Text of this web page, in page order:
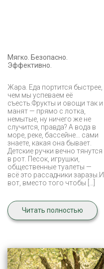
Мягко. Безопасно.
Эффективно.
Жара. Еда портится быстрее,
чем мы успеваем её
съесть.Фрукты и овощи так и
манят — прямо с лотка,
немытые, ну ничего же не
случится, правда? А вода в
море, реке, бассейне… сами
знаете, какая она бывает.
Детские ручки вечно тянутся
в рот. Песок, игрушки,
общественные туалеты —
всё это рассадники заразы.И
вот, вместо того чтобы […]
Читать полностью